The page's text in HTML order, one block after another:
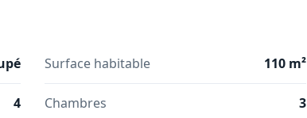
Surface habitable 110 m²
4 Chambres 3